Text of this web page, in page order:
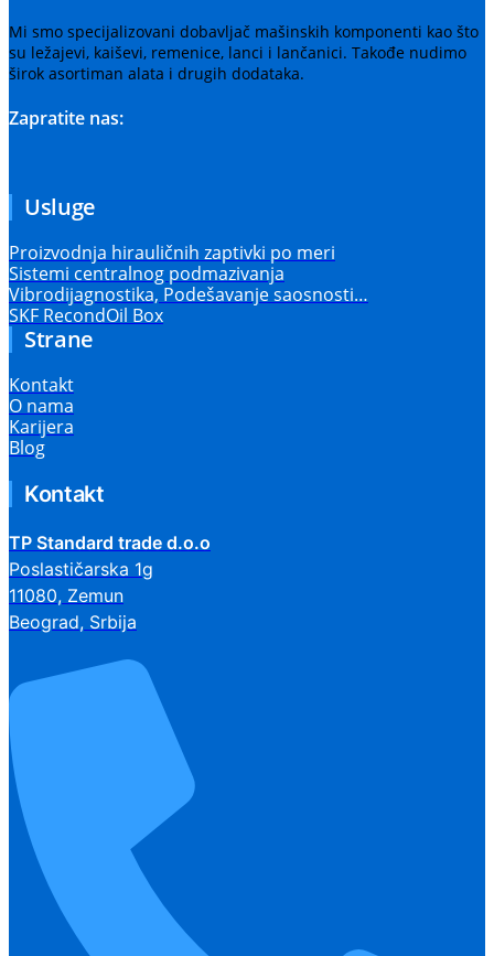
Mi smo specijalizovani dobavljač mašinskih komponenti kao što
su ležajevi, kaiševi, remenice, lanci i lančanici. Takođe nudimo
širok asortiman alata i drugih dodataka.
Zapratite nas:
Usluge
Proizvodnja hirauličnih zaptivki po meri
Sistemi centralnog podmazivanja
Vibrodijagnostika, Podešavanje saosnosti…
SKF RecondOil Box
Strane
Kontakt
O nama
Karijera
Blog
Kontakt
TP Standard trade d.o.o
Poslastičarska 1g
11080, Zemun
Beograd, Srbija